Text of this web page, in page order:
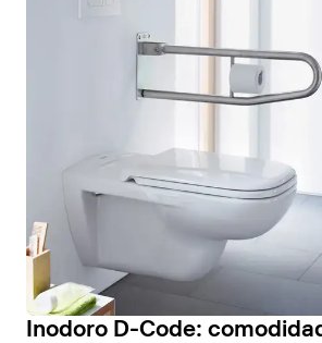
Inodoro D-Code: